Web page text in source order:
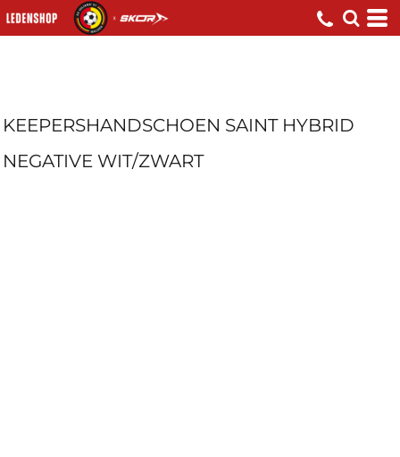
KEEPERSHANDSCHOEN SAINT HYBRID
NEGATIVE WIT/ZWART